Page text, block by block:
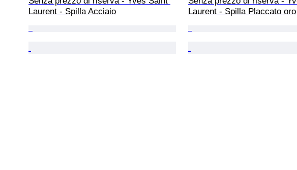
Laurent - Spilla Acciaio
Laurent - Spilla Placcato oro